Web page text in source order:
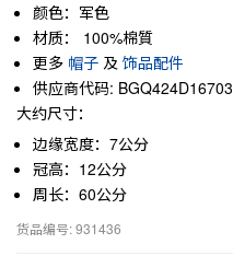
颜色：军色
材质： 100%棉質
更多 帽子 及 饰品配件
供应商代码: BGQ424D16703
大约尺寸：
边缘宽度：7公分
冠高：12公分
周长：60公分
货品编号: 931436